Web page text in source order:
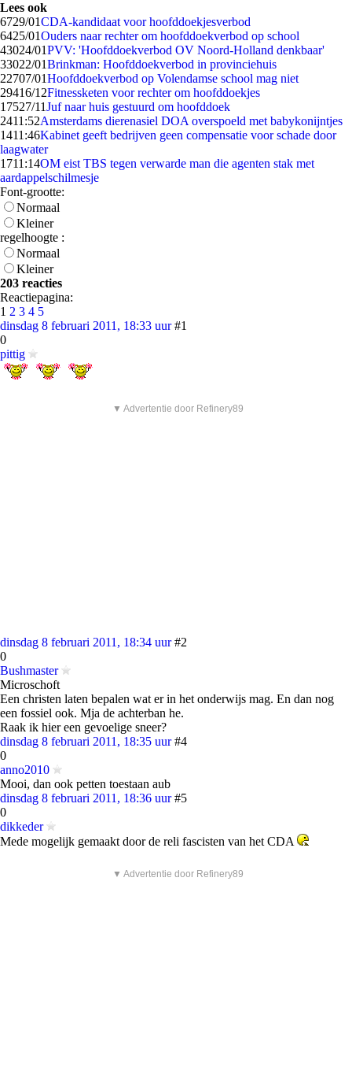
Lees ook
6729/01CDA-kandidaat voor hoofddoekjesverbod
6425/01Ouders naar rechter om hoofddoekverbod op school
43024/01PVV: 'Hoofddoekverbod OV Noord-Holland denkbaar'
33022/01Brinkman: Hoofddoekverbod in provinciehuis
22707/01Hoofddoekverbod op Volendamse school mag niet
29416/12Fitnessketen voor rechter om hoofddoekjes
17527/11Juf naar huis gestuurd om hoofddoek
2411:52Amsterdams dierenasiel DOA overspoeld met babykonijntjes
1411:46Kabinet geeft bedrijven geen compensatie voor schade door
laagwater
1711:14OM eist TBS tegen verwarde man die agenten stak met
aardappelschilmesje
Font-grootte:
Normaal
Kleiner
regelhoogte :
Normaal
Kleiner
203 reacties
Reactiepagina:
1 2 3 4 5
dinsdag 8 februari 2011, 18:33 uur #1
0
pittig
▼ Advertentie door Refinery89
dinsdag 8 februari 2011, 18:34 uur #2
0
Bushmaster
Microschoft
Een christen laten bepalen wat er in het onderwijs mag. En dan nog
een fossiel ook. Mja de achterban he.
Raak ik hier een gevoelige sneer?
dinsdag 8 februari 2011, 18:35 uur #4
0
anno2010
Mooi, dan ook petten toestaan aub
dinsdag 8 februari 2011, 18:36 uur #5
0
dikkeder
Mede mogelijk gemaakt door de reli fascisten van het CDA
▼ Advertentie door Refinery89